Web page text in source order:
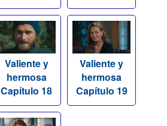
Valiente y
hermosa
Capítulo 18
Valiente y
hermosa
Capítulo 19